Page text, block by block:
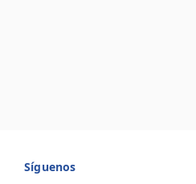
Síguenos